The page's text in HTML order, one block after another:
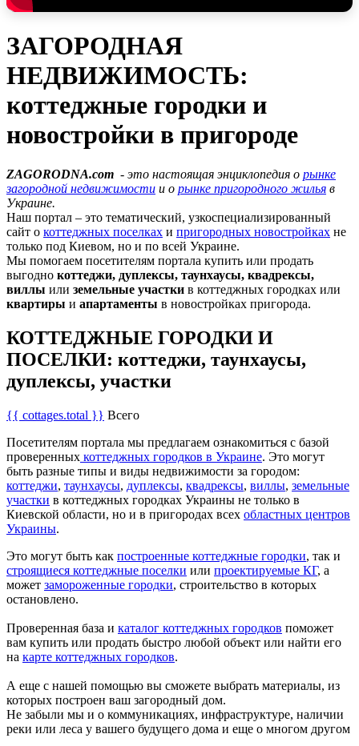
ЗАГОРОДНАЯ
НЕДВИЖИМОСТЬ:
коттеджные городки и
новостройки в пригороде
ZAGORODNA.com - это настоящая энциклопедия о рынке
загородной недвижимости и о рынке пригородного жилья в
Украине.
Наш портал – это тематический, узкоспециализированный
сайт о коттеджных поселках и пригородных новостройках не
только под Киевом, но и по всей Украине.
Мы помогаем посетителям портала купить или продать
выгодно коттеджи, дуплексы, таунхаусы, квадрексы,
виллы или земельные участки в коттеджных городках или
квартиры и апартаменты в новостройках пригорода.
КОТТЕДЖНЫЕ ГОРОДКИ И
ПОСЕЛКИ: коттеджи, таунхаусы,
дуплексы, участки
{{ cottages.total }} Всего
Посетителям портала мы предлагаем ознакомиться с базой
проверенных коттеджных городков в Украине. Это могут
быть разные типы и виды недвижимости за городом:
коттеджи, таунхаусы, дуплексы, квадрексы, виллы, земельные
участки в коттеджных городках Украины не только в
Киевской области, но и в пригородах всех областных центров
Украины.
Это могут быть как построенные коттеджные городки, так и
строящиеся коттеджные поселки или проектируемые КГ, а
может замороженные городки, строительство в которых
остановлено.
Проверенная база и каталог коттеджных городков поможет
вам купить или продать быстро любой объект или найти его
на карте коттеджных городков.
А еще с нашей помощью вы сможете выбрать материалы, из
которых построен ваш загородный дом.
Не забыли мы и о коммуникациях, инфраструктуре, наличии
реки или леса у вашего будущего дома и еще о многом другом